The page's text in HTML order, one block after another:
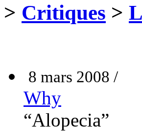
> Critiques >
8 mars 2008 /
Why
“Alopecia”